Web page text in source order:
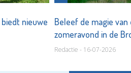
nieuwe
Beleef de magie van
zomeravond in de
Redactie - 16-07-2026